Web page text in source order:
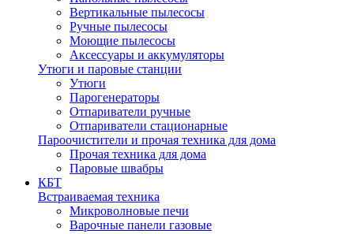
Вертикальные пылесосы
Ручные пылесосы
Моющие пылесосы
Аксессуары и аккумуляторы
Утюги и паровые станции
Утюги
Парогенераторы
Отпариватели ручные
Отпариватели стационарные
Пароочистители и прочая техника для дома
Прочая техника для дома
Паровые швабры
КБТ
Встраиваемая техника
Микроволновые печи
Варочные панели газовые